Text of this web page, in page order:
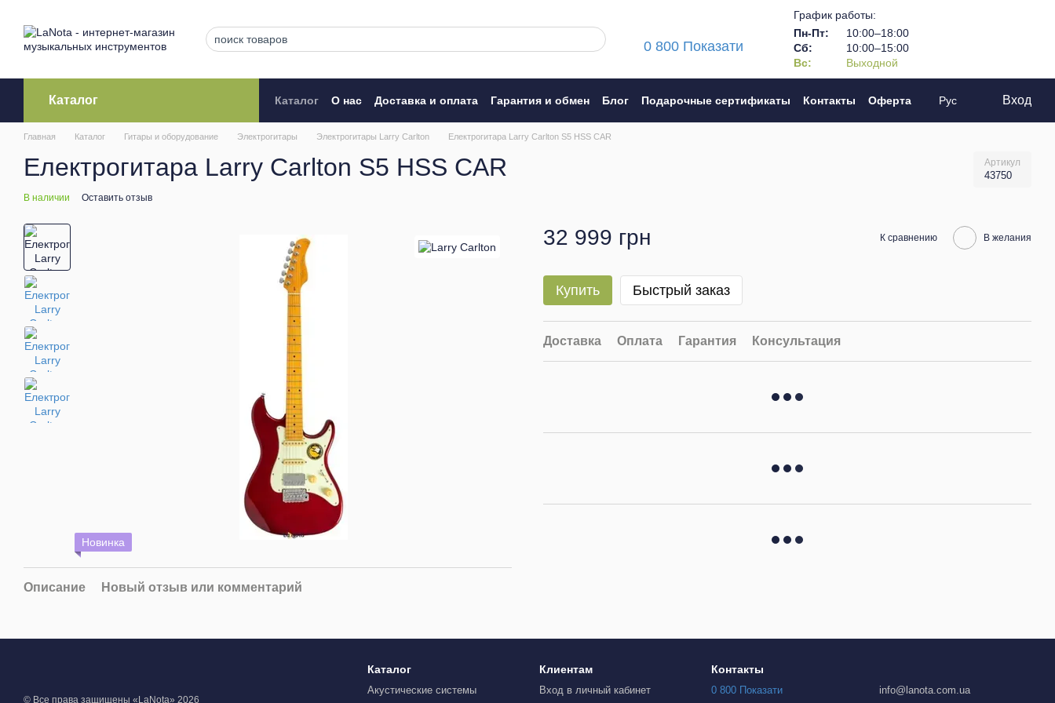
0 800 Показати
График работы:
Пн-Пт:
10:00–18:00
Сб:
10:00–15:00
Вс:
Выходной
Каталог Каталог О нас Доставка и оплата Гарантия и обмен Блог Подарочные сертификаты Контакты
Оферта
Рус Вход
Главная Каталог Гитары и оборудование Электрогитары Электрогитары Larry Carlton Електрогитара Larry Carlton S5 HSS CAR
Електрогитара Larry Carlton S5 HSS CAR Артикул
43750
В наличии Оставить отзыв
Новинка
Описание Новый отзыв или комментарий
32 999 грн К сравнению В желания
Купить Быстрый заказ
Доставка Оплата Гарантия Консультация
© Все права защищены «LaNota» 2026
Каталог
Акустические системы
Клиентам
Вход в личный кабинет
Контакты
0 800 Показати info@lanota.com.ua